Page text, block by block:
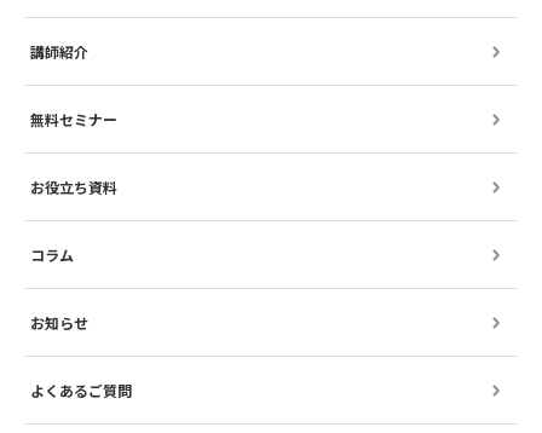
講師紹介
無料セミナー
お役立ち資料
コラム
お知らせ
よくあるご質問